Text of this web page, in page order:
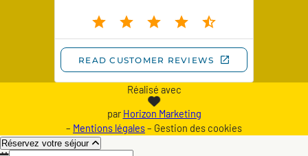
Réalisé avec
par Horizon Marketing
– Mentions légales– Gestion des cookies
Réservez votre séjour